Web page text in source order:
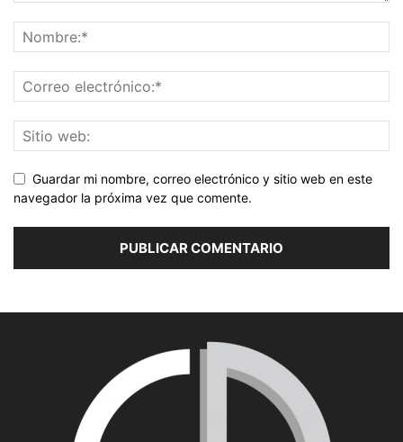
Guardar mi nombre, correo electrónico y sitio web en este
navegador la próxima vez que comente.